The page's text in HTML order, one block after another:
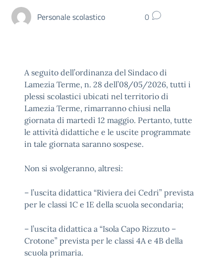
Personale scolastico 0
A seguito dell’ordinanza del Sindaco di
Lamezia Terme, n. 28 dell’08/05/2026, tutti i
plessi scolastici ubicati nel territorio di
Lamezia Terme, rimarranno chiusi nella
giornata di martedì 12 maggio. Pertanto, tutte
le attività didattiche e le uscite programmate
in tale giornata saranno sospese.
Non si svolgeranno, altresì:
– l’uscita didattica “Riviera dei Cedri” prevista
per le classi 1C e 1E della scuola secondaria;
– l’uscita didattica a “Isola Capo Rizzuto –
Crotone” prevista per le classi 4A e 4B della
scuola primaria.